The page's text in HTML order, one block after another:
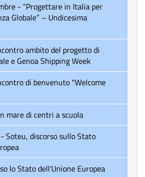
Globale” – Undicesima
e Genoa Shipping Week
mare di centri a scuola
lo Stato dell'Unione Europea